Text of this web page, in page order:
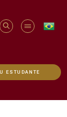
ESTUDANTE